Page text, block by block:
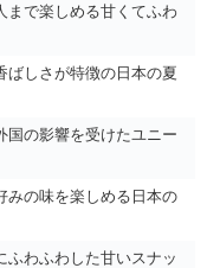
まで楽しめる甘くてふわ
ばしさが特徴の日本の夏
国の影響を受けたユニー
みの味を楽しめる日本の
ふわふわした甘いスナッ